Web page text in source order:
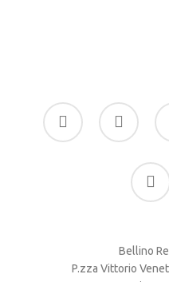
facebook
google-
plus
phone
Bellino
P.zza Vittorio